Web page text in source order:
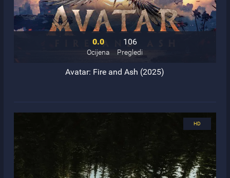
0.0
Ocijena
106
Pregledi
Avatar: Fire and Ash (2025)